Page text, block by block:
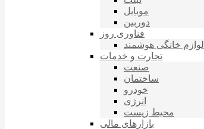
موبایل
دوربین
فناوری روز
لوازم خانگی هوشمند
تجارت و خدمات
صنعت
ساختمان
خودرو
انرژی
محیط زیست
بازارهای مالی